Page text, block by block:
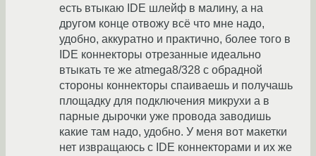
есть втыкаю IDE шлейф в малину, а на
другом конце отвожу всё что мне надо,
удобно, аккуратно и практично, более того в
IDE коннекторы отрезанные идеально
втыкать те же atmega8/328 с обрадной
стороны коннекторы спаиваешь и получашь
площадку для подключения микрухи а в
парные дырочки уже провода заводишь
какие там надо, удобно. У меня вот макетки
нет извращаюсь с IDE коннекторами и их же